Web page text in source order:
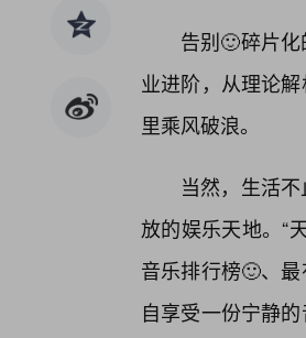
告别🙂碎片
业进阶，从理论
里乘风破浪。
当然，生活
放的娱乐天地。“
音乐排行榜🙂、
自享受一份宁静